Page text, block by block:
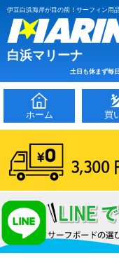
伊豆白浜海岸が目の前！サーフィン用
白浜マリーナ
土日も休まず毎
ホーム 買